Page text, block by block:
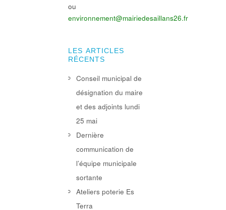
ou
environnement@mairiedesaillans26.fr
LES ARTICLES
RÉCENTS
Conseil municipal de
désignation du maire
et des adjoints lundi
25 mai
Dernière
communication de
l’équipe municipale
sortante
Ateliers poterie Es
Terra